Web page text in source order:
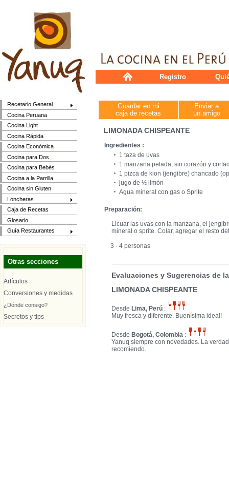
Recetario General
Cocina Peruana
Cocina Light
Cocina Rápida
Cocina Económica
Cocina para Dos
Cocina para Bebés
Cocina a la Parrilla
Cocina sin Gluten
Loncheras
Caja de Recetas
Glosario
Guía Restaurantes
Otras secciones
Artículos
Conversiones y medidas
¿Dónde consigo?
Secretos y tips
Registro
Guardar en mi
caja de recetas
Enviar a
un amigo
LIMONADA CHISPEANTE
Ingredientes :
1 taza de uvas
1 manzana pelada, sin corazón y
1 pizca de kion (jengibre) chancado
jugo de ½ limón
Agua mineral con gas o Sprite
Preparación:
Licuar las uvas con la manzana, el
mineral o sprite. Colar, agregar el resto
3 - 4 personas
Evaluaciones y Sugerencias de
LIMONADA CHISPEANTE
Desde Lima, Perú :
Muy fresca y diferente. Buenísima idea!!
Desde Bogotá, Colombia :
Yanuq siempre con novedades. La
recomiendo.